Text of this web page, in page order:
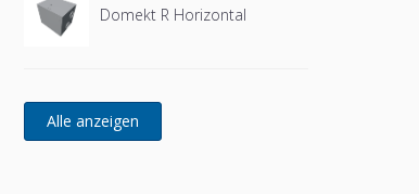
Domekt R Horizontal